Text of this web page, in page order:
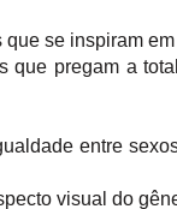
que se inspiram
que pregam a
entre
visual do